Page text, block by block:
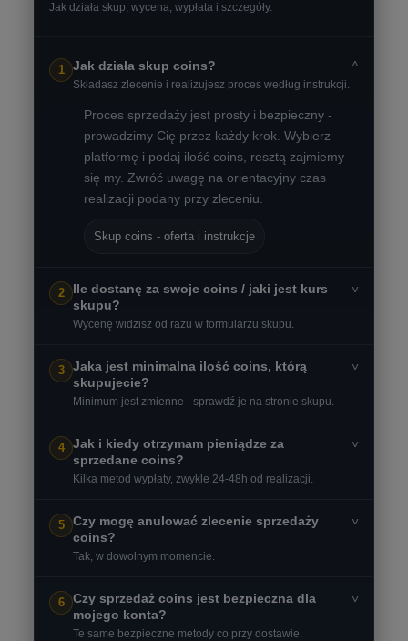
Jak działa skup, wycena, wypłata i szczegóły.
1 Jak działa skup coins?
Składasz zlecenie i realizujesz proces według instrukcji.
˅
Proces sprzedaży jest prosty i bezpieczny -
prowadzimy Cię przez każdy krok. Wybierz
platformę i podaj ilość coins, resztą zajmiemy
się my. Zwróć uwagę na orientacyjny czas
realizacji podany przy zleceniu.
Skup coins - oferta i instrukcje
2
Ile dostanę za swoje coins / jaki jest kurs
skupu?
Wycenę widzisz od razu w formularzu skupu.
˅
3
Jaka jest minimalna ilość coins, którą
skupujecie?
Minimum jest zmienne - sprawdź je na stronie skupu.
˅
4
Jak i kiedy otrzymam pieniądze za
sprzedane coins?
Kilka metod wypłaty, zwykle 24-48h od realizacji.
˅
5
Czy mogę anulować zlecenie sprzedaży
coins?
Tak, w dowolnym momencie.
˅
6
Czy sprzedaż coins jest bezpieczna dla
mojego konta?
Te same bezpieczne metody co przy dostawie.
˅